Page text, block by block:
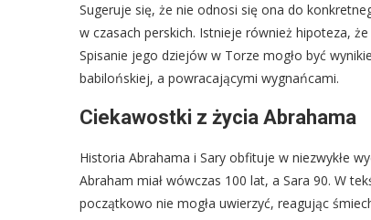
Sugeruje się, że nie odnosi się ona do
w czasach perskich. Istnieje również hipoteza,
Spisanie jego dziejów w Torze mogło być
babilońskiej, a powracającymi wygnańcami.
Ciekawostki z życia Abrahama
Historia Abrahama i Sary obfituje w niezwykłe
Abraham miał wówczas 100 lat, a Sara 90. W
początkowo nie mogła uwierzyć, reagując